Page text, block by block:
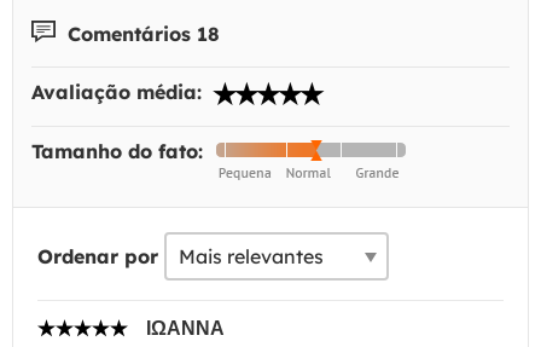
Comentários 18
Avaliação média:
Tamanho do fato:
Ordenar por
ΙΩΑΝΝΑ